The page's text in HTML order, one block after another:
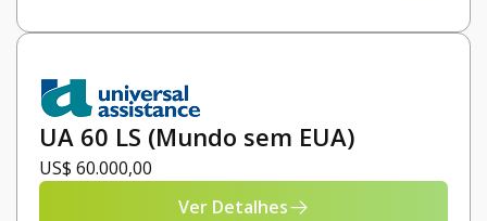
UA 60 LS (Mundo sem EUA)
US$ 60.000,00
Ver Detalhes